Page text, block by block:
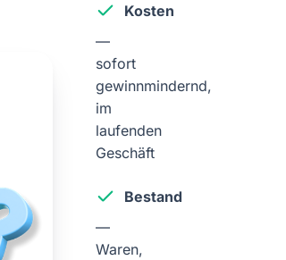
Kosten
—
sofort
gewinnmindernd,
im
laufenden
Geschäft
Bestand
—
Waren,